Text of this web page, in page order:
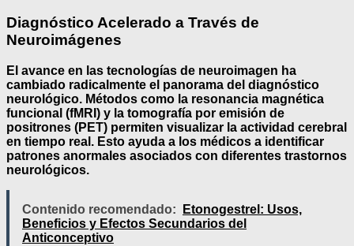
Diagnóstico Acelerado a Través de
Neuroimágenes
El avance en las tecnologías de neuroimagen ha
cambiado radicalmente el panorama del diagnóstico
neurológico. Métodos como la resonancia magnética
funcional (fMRI) y la tomografía por emisión de
positrones (PET) permiten visualizar la actividad cerebral
en tiempo real. Esto ayuda a los médicos a identificar
patrones anormales asociados con diferentes trastornos
neurológicos.
Contenido recomendado:
Etonogestrel: Usos,
Beneficios y Efectos Secundarios del
Anticonceptivo